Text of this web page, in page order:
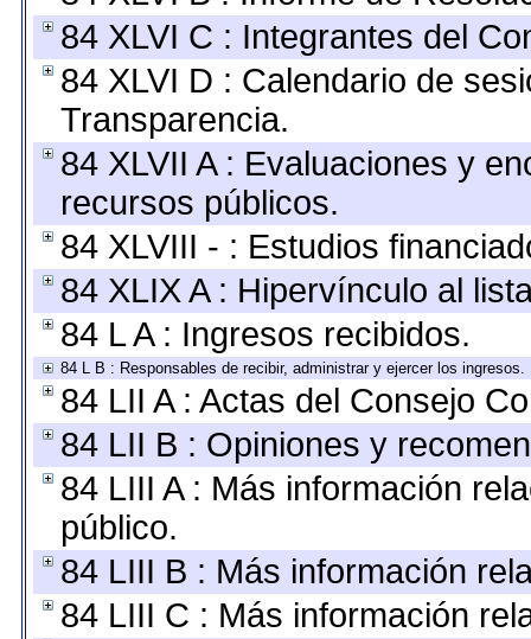
84 XLVI C : Integrantes del
84 XLVI D : Calendario de
Transparencia.
84 XLVII A : Evaluaciones y
recursos públicos.
84 XLVIII - : Estudios
84 XLIX A : Hipervínculo al
84 L A : Ingresos recibidos.
84 L B : Responsables de recibir, administrar y ejercer los ingresos.
84 LII A : Actas del Consejo
84 LII B : Opiniones y
84 LIII A : Más información
público.
84 LIII B : Más información
84 LIII C : Más información